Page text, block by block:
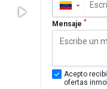
▼
Mensaje *
Acepto
ofertas